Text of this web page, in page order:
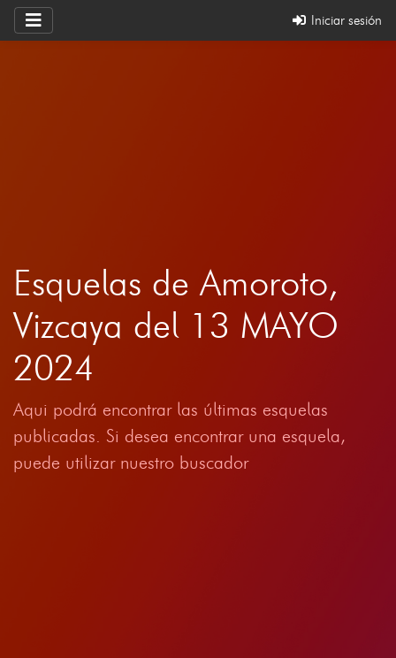
Iniciar sesión
Esquelas de Amoroto,
Vizcaya del 13 MAYO
2024
Aqui podrá encontrar las últimas esquelas
publicadas. Si desea encontrar una esquela,
puede utilizar nuestro buscador